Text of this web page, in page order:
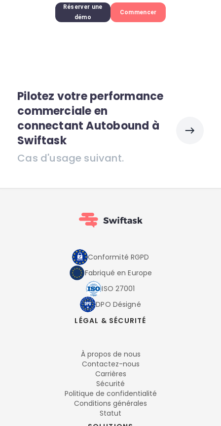
Réserver une
démo
Commencer
Pilotez votre performance
commerciale en
connectant Autobound à
Swiftask
Cas d'usage suivant.
Conformité RGPD
Fabriqué en Europe
ISO 27001
DPO Désigné
LÉGAL & SÉCURITÉ
À propos de nous
Contactez-nous
Carrières
Sécurité
Politique de confidentialité
Conditions générales
Statut